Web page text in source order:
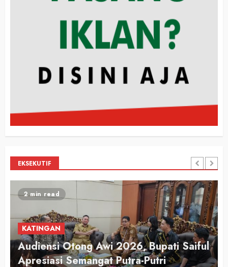
EKSEKUTIF
2 min read
KATINGAN
Audiensi Otong Awi 2026, Bupati Saiful
Apresiasi Semangat Putra-Putri